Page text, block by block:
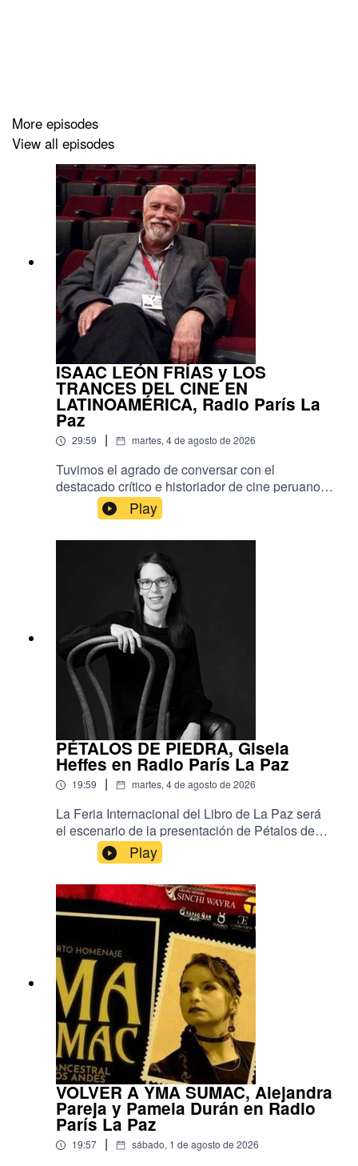
More episodes
View all episodes
ISAAC LEÓN FRÍAS y LOS
TRANCES DEL CINE EN
LATINOAMÉRICA, Radio París La
Paz
29:59 | martes, 4 de agosto de 2026
Tuvimos el agrado de conversar con el
destacado crítico e historiador de cine peruano
Isaac León Frías, a propósito de su reciente
visita a Bolivia para presentar su más reciente
libro, titulado Los trances de los cines de
América Latina y el Caribe.En este encuentro
especial, llevado a cabo en el marco de la Feria
Internacional del Libro y auspiciado por la
Cinemateca Boliviana, el autor compartió
valiosas reflexiones sobre la evolución, los
desafíos actuales y el panorama contemporáneo
del séptimo arte en nuestra región.
Play
PÉTALOS DE PIEDRA, Gisela
Heffes en Radio París La Paz
19:59 | martes, 4 de agosto de 2026
La Feria Internacional del Libro de La Paz será
el escenario de la presentación de Pétalos de
piedra, el nuevo libro de ensayos de la escritora
y académica argentina Gisela Heffes, publicado
en Bolivia por Editorial Mantis.Reconocida como
una de las voces más destacadas de la
ecocrítica latinoamericana, Heffes llegará al país
especialmente para participar en la FIL.A partir
de sus propias investigaciones y obras, la
escritora abordará cómo la literatura imagina
vínculos entre cuerpos, territorios y comunidades
humanas y más que humanas, explorando
nuevas formas de sensibilidad y de coexistencia.
Música: Deepforest. Un programa de Radio París
La Paz.
Play
VOLVER A YMA SUMAC, Alejandra
Pareja y Pamela Durán en Radio
París La Paz
19:57 | sábado, 1 de agosto de 2026